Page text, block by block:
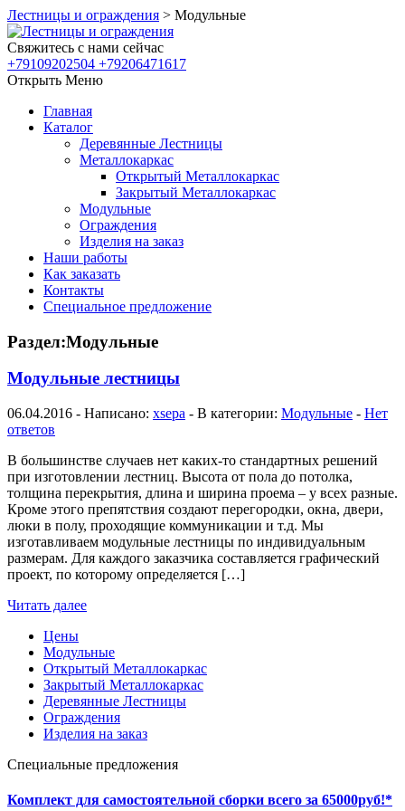
Лестницы и ограждения > Модульные
Свяжитесь с нами сейчас
+79109202504 +79206471617
Открыть Меню
Главная
Каталог
Деревянные Лестницы
Металлокаркас
Открытый Металлокаркас
Закрытый Металлокаркас
Модульные
Ограждения
Изделия на заказ
Наши работы
Как заказать
Контакты
Специальное предложение
Раздел:Модульные
Модульные лестницы
06.04.2016 - Написано: xsepa - В категории: Модульные - Нет
ответов
В большинстве случаев нет каких-то стандартных решений
при изготовлении лестниц. Высота от пола до потолка,
толщина перекрытия, длина и ширина проема – у всех разные.
Кроме этого препятствия создают перегородки, окна, двери,
люки в полу, проходящие коммуникации и т.д. Мы
изготавливаем модульные лестницы по индивидуальным
размерам. Для каждого заказчика составляется графический
проект, по которому определяется […]
Читать далее
Цены
Модульные
Открытый Металлокаркас
Закрытый Металлокаркас
Деревянные Лестницы
Ограждения
Изделия на заказ
Специальные предложения
Комплект для самостоятельной сборки всего за 65000руб!*